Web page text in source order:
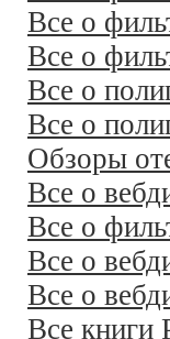
Все о
Все о
Все о
Все о
Обзоры
Все о
Все о
Все о
Все о
Все